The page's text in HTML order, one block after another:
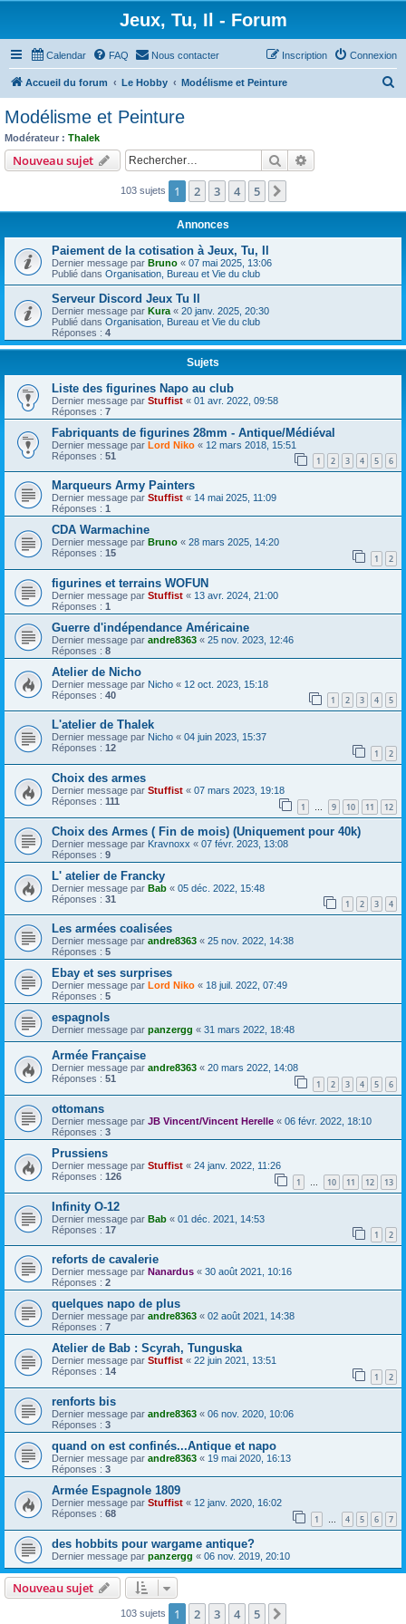
Jeux, Tu, Il - Forum
Calendar FAQ Nous contacter Connexion
Inscription
Accueil du forum Le Hobby Modélisme et Peinture
c
Modélisme et Peinture
Modérateur : Thalek
Nouveau sujet Rechercher
103 sujets 1 2 3 4 5
Annonces
Paiement de la cotisation à Jeux, Tu, Il
Dernier message par Bruno « 07 mai 2025, 13:06
Publié dans Organisation, Bureau et Vie du club
Serveur Discord Jeux Tu Il
Dernier message par Kura « 20 janv. 2025, 20:30
Publié dans Organisation, Bureau et Vie du club
Réponses : 4
Sujets
Liste des figurines Napo au club
Dernier message par Stuffist « 01 avr. 2022, 09:58
Réponses : 7
Fabriquants de figurines 28mm - Antique/Médiéval
Dernier message par Lord Niko « 12 mars 2018, 15:51
Réponses : 51 1 2 3 4 5 6
Marqueurs Army Painters
Dernier message par Stuffist « 14 mai 2025, 11:09
Réponses : 1
CDA Warmachine
Dernier message par Bruno « 28 mars 2025, 14:20
Réponses : 15 1 2
figurines et terrains WOFUN
Dernier message par Stuffist « 13 avr. 2024, 21:00
Réponses : 1
Guerre d'indépendance Américaine
Dernier message par andre8363 « 25 nov. 2023, 12:46
Réponses : 8
Atelier de Nicho
Dernier message par Nicho « 12 oct. 2023, 15:18
Réponses : 40 1 2 3 4 5
L'atelier de Thalek
Dernier message par Nicho « 04 juin 2023, 15:37
Réponses : 12 1 2
Choix des armes
Dernier message par Stuffist « 07 mars 2023, 19:18
Réponses : 111 1 … 9 10 11 12
Choix des Armes ( Fin de mois) (Uniquement pour 40k)
Dernier message par Kravnoxx « 07 févr. 2023, 13:08
Réponses : 9
L' atelier de Francky
Dernier message par Bab « 05 déc. 2022, 15:48
Réponses : 31 1 2 3 4
Les armées coalisées
Dernier message par andre8363 « 25 nov. 2022, 14:38
Réponses : 5
Ebay et ses surprises
Dernier message par Lord Niko « 18 juil. 2022, 07:49
Réponses : 5
espagnols
Dernier message par panzergg « 31 mars 2022, 18:48
Armée Française
Dernier message par andre8363 « 20 mars 2022, 14:08
Réponses : 51 1 2 3 4 5 6
ottomans
Dernier message par JB Vincent/Vincent Herelle « 06 févr. 2022, 18:10
Réponses : 3
Prussiens
Dernier message par Stuffist « 24 janv. 2022, 11:26
Réponses : 126 1 … 10 11 12 13
Infinity O-12
Dernier message par Bab « 01 déc. 2021, 14:53
Réponses : 17 1 2
reforts de cavalerie
Dernier message par Nanardus « 30 août 2021, 10:16
Réponses : 2
quelques napo de plus
Dernier message par andre8363 « 02 août 2021, 14:38
Réponses : 7
Atelier de Bab : Scyrah, Tunguska
Dernier message par Stuffist « 22 juin 2021, 13:51
Réponses : 14 1 2
renforts bis
Dernier message par andre8363 « 06 nov. 2020, 10:06
Réponses : 3
quand on est confinés...Antique et napo
Dernier message par andre8363 « 19 mai 2020, 16:13
Réponses : 3
Armée Espagnole 1809
Dernier message par Stuffist « 12 janv. 2020, 16:02
Réponses : 68 1 … 4 5 6 7
des hobbits pour wargame antique?
Dernier message par panzergg « 06 nov. 2019, 20:10
Nouveau sujet
103 sujets 1 2 3 4 5